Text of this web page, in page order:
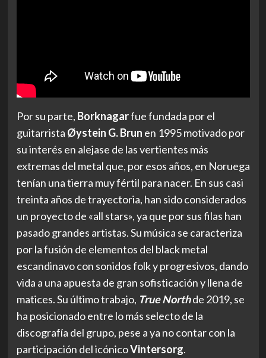
Por su parte, Borknagarfue fundada por el
guitarrista Øystein G. Brun en 1995 motivado por
su interés en alejase de las vertientes más
extremas del metal que, por esos años, en Noruega
tenían una tierra muy fértil para nacer. En sus casi
treinta años de trayectoria, han sido considerados
un proyecto de «all stars», ya que por sus filas han
pasado grandes artistas. Su música se caracteriza
por la fusión de elementos del black metal
escandinavo con sonidos folk y progresivos, dando
vida a una apuesta de gran sofisticación y llena de
matices. Su último trabajo, True Northde 2019, se
ha posicionado entre lo más selecto de la
discografía del grupo, pese a ya no contar con la
participación del icónicoVintersorg.